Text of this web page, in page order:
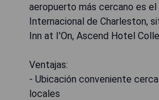
aeropuerto más cercano es
Internacional de Charleston,
Inn at I'On, Ascend Hotel
Ventajas:
- Ubicación conveniente
locales